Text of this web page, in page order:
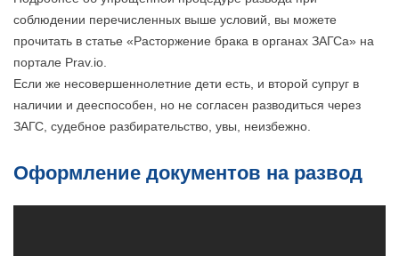
соблюдении перечисленных выше условий, вы можете
прочитать в статье «Расторжение брака в органах ЗАГСа» на
портале Prav.io.
Если же несовершеннолетние дети есть, и второй супруг в
наличии и дееспособен, но не согласен разводиться через
ЗАГС, судебное разбирательство, увы, неизбежно.
Оформление документов на развод